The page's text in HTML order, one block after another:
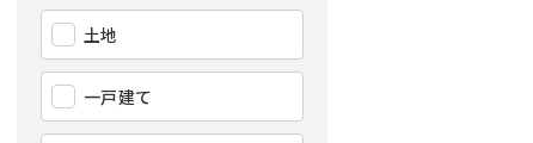
土地
一戸建て